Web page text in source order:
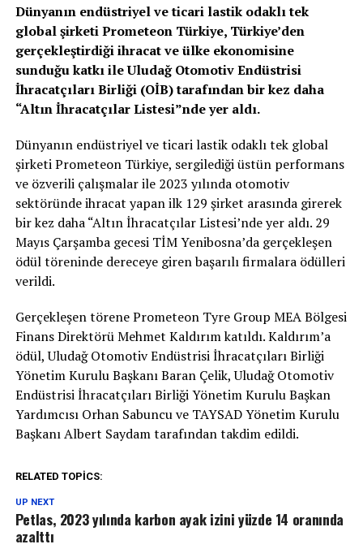
Dünyanın endüstriyel ve ticari lastik odaklı tek
global şirketi Prometeon Türkiye, Türkiye’den
gerçekleştirdiği ihracat ve ülke ekonomisine
sunduğu katkı ile Uludağ Otomotiv Endüstrisi
İhracatçıları Birliği (OİB) tarafından bir kez daha
“Altın İhracatçılar Listesi”nde yer aldı.
Dünyanın endüstriyel ve ticari lastik odaklı tek global
şirketi Prometeon Türkiye, sergilediği üstün performans
ve özverili çalışmalar ile 2023 yılında otomotiv
sektöründe ihracat yapan ilk 129 şirket arasında girerek
bir kez daha “Altın İhracatçılar Listesi’nde yer aldı. 29
Mayıs Çarşamba gecesi TİM Yenibosna’da gerçekleşen
ödül töreninde dereceye giren başarılı firmalara ödülleri
verildi.
Gerçekleşen törene Prometeon Tyre Group MEA Bölgesi
Finans Direktörü Mehmet Kaldırım katıldı. Kaldırım’a
ödül, Uludağ Otomotiv Endüstrisi İhracatçıları Birliği
Yönetim Kurulu Başkanı Baran Çelik, Uludağ Otomotiv
Endüstrisi İhracatçıları Birliği Yönetim Kurulu Başkan
Yardımcısı Orhan Sabuncu ve TAYSAD Yönetim Kurulu
Başkanı Albert Saydam tarafından takdim edildi.
RELATED TOPICS:
UP NEXT
Petlas, 2023 yılında karbon ayak izini yüzde 14 oranında
azalttı